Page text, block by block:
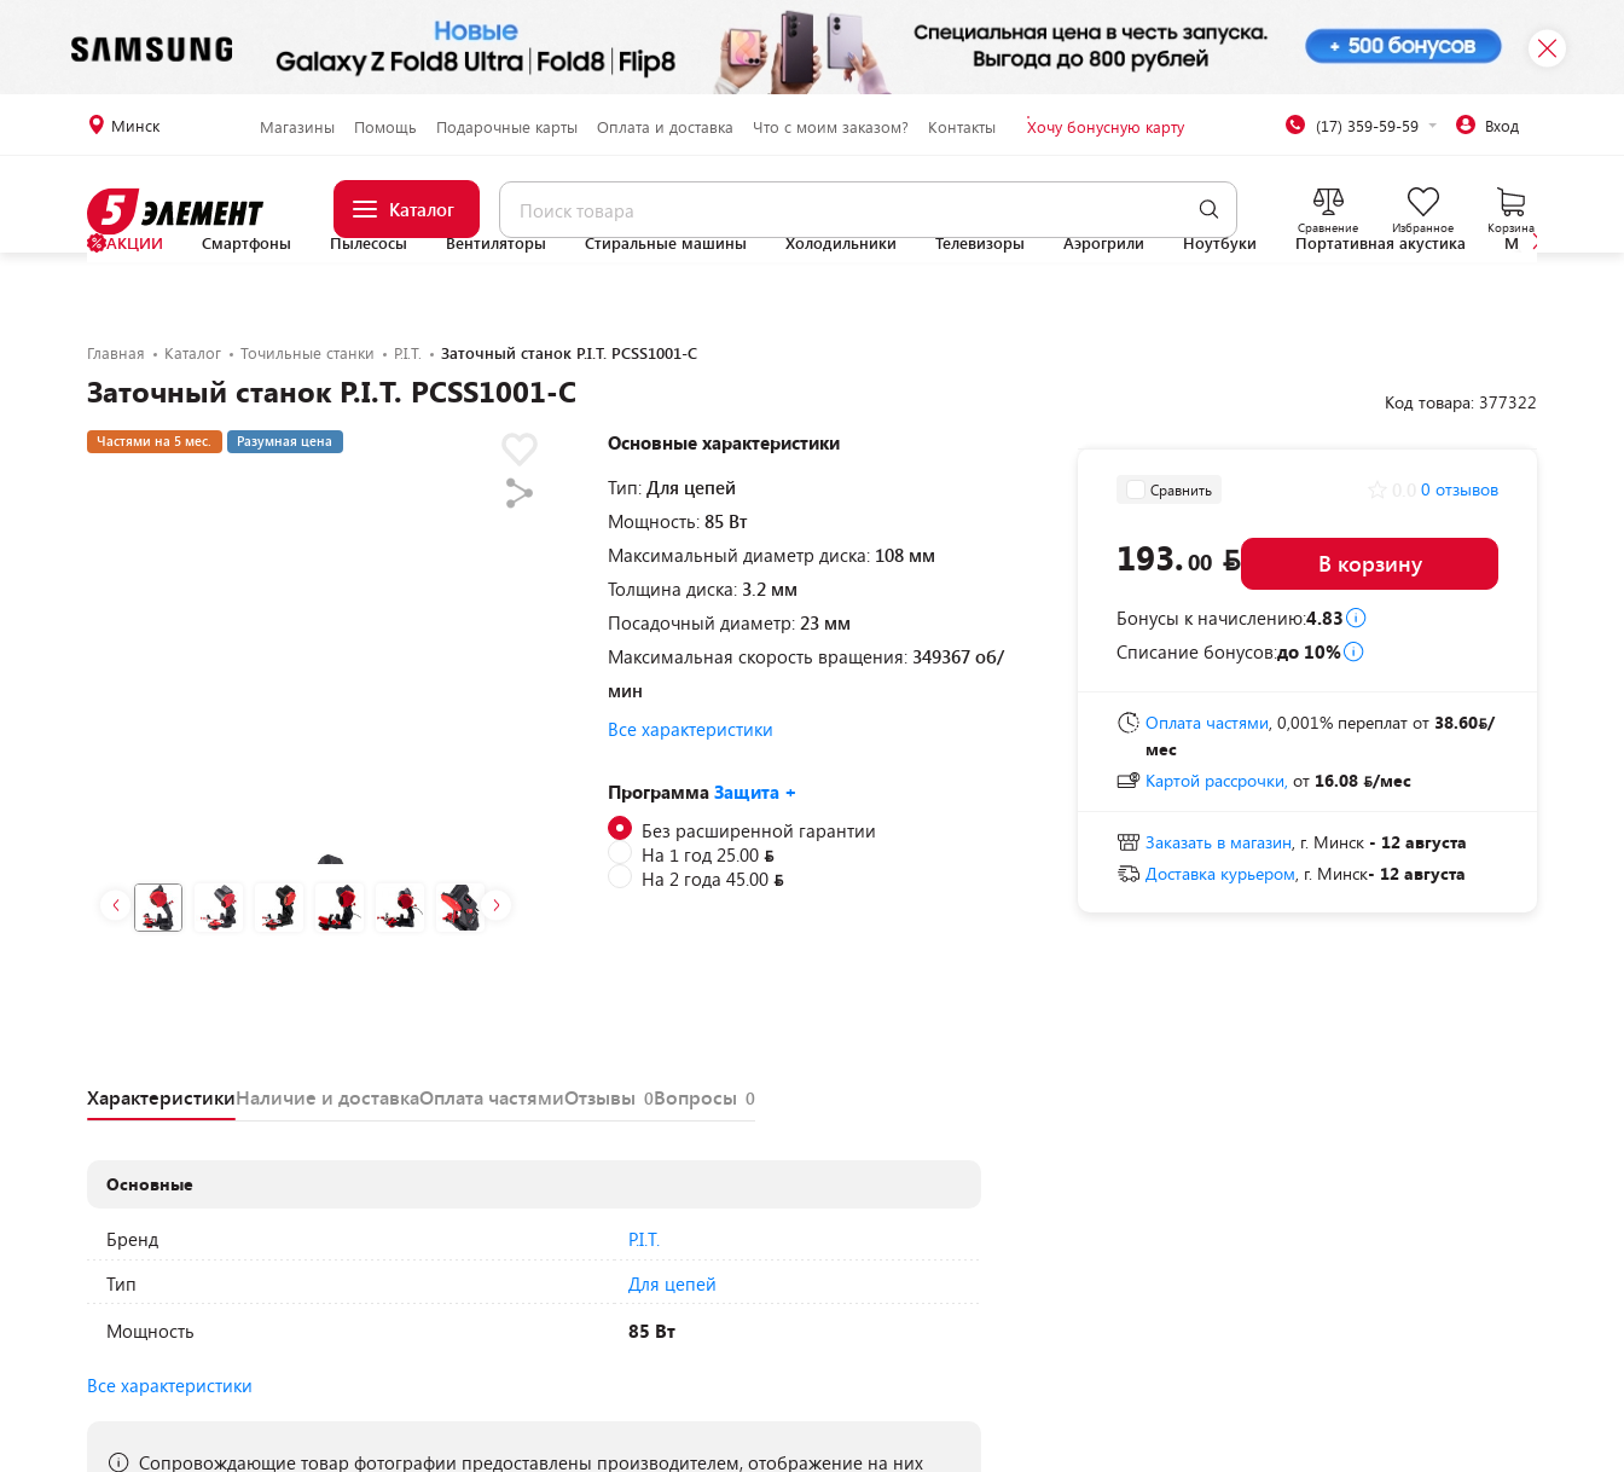
Минск Магазины Помощь Подарочные карты Оплата и доставка Что с моим заказом? Контакты Хочу бонусную карту (17) 359-59-59 Вход
Каталог
Сравнение Избранное Корзина
АКЦИИ Смартфоны Пылесосы Вентиляторы Стиральные машины Холодильники Телевизоры Аэрогрили Ноутбуки Портативная акустика
Главная Каталог Точильные станки P.I.T. Заточный станок P.I.T. PCSS1001-C
Заточный станок P.I.T. PCSS1001-C
Частями на 5 мес. Разумная цена
Основные характеристики
Тип: Для цепей
Мощность: 85 Вт
Максимальный диаметр диска: 108 мм
Толщина диска: 3.2 мм
Посадочный диаметр: 23 мм
Максимальная скорость вращения: 349367 об/
мин
Все характеристики
Программа Защита +
Без расширенной гарантии
На 1 год 25.00
На 2 года 45.00
Код товара: 377322
Сравнить 0 отзывов
193.00 В корзину
Бонусы к начислению:4.83
Списание бонусов:до 10%
Оплата частями, 0,001% переплат от 38.60 /
мес
Картой рассрочки, от 16.08 /мес
Заказать в магазин, г. Минск - 12 августа
Доставка курьером, г. Минск- 12 августа
ХарактеристикиНаличие и доставкаОплата частямиОтзывы 0Вопросы 0
Основные
Бренд
P.I.T.
Тип
Для цепей
Мощность
85 Вт
Все характеристики
Сопровождающие товар фотографии предоставлены производителем, отображение на них